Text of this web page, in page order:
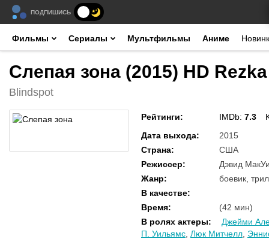
ПОДПИШИСЬ
Фильмы Сериалы Мультфильмы Аниме
Слепая зона (2015) HD Rezka
Blindspot
Рейтинги: IMDb: 7.3
Дата выхода:
2015
Страна:
США
Режиссер:
Дэвид
Жанр:
боевик,
В качестве:
Время:
(42 мин)
В ролях актеры:
Джейми
П. Уильямс Люк Митчелл